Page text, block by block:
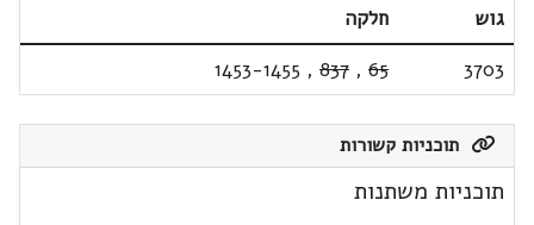
גוש
חלקה
3703
65
,
837
,
1453-1455
תוכניות קשורות
תוכניות משתנות